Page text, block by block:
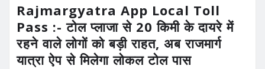
Rajmargyatra App Local Toll
Pass :- टोल प्लाजा से 20 किमी के दायरे में
रहने वाले लोगों को बड़ी राहत, अब राजमार्ग
यात्रा ऐप से मिलेगा लोकल टोल पास